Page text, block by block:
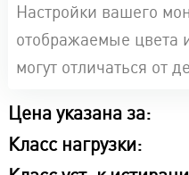
Настройки вашего
отображаемые цвета
могут отличаться от
Цена указана за:
Класс нагрузки: